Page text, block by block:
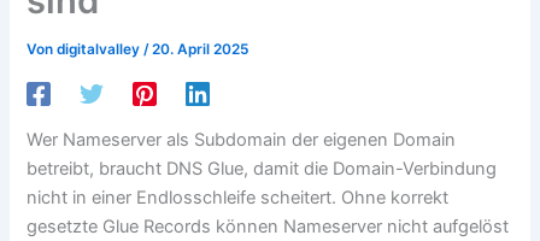
Vondigitalvalley/20. April 2025
Wer Nameserver als Subdomain der eigenen Domain
betreibt, braucht DNS Glue, damit die Domain-Verbindung
nicht in einer Endlosschleife scheitert. Ohne korrekt
gesetzte Glue Records können Nameserver nicht aufgelöst